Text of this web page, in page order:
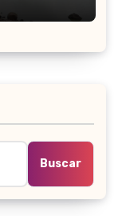
Buscar